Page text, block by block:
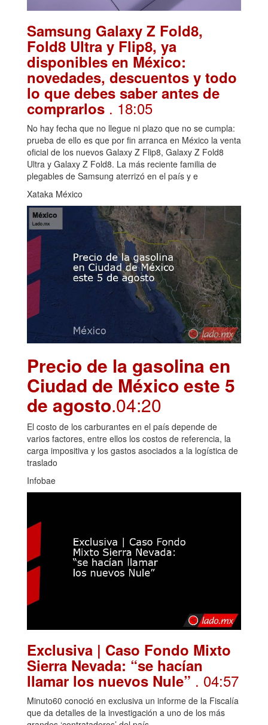
Samsung Galaxy Z Fold8,
Fold8 Ultra y Flip8, ya
disponibles en México:
novedades, descuentos y todo
lo que debes saber antes de
comprarlos . 18:05
No hay fecha que no llegue ni plazo que no se cumpla:
prueba de ello es que por fin arranca en México la venta
oficial de los nuevos Galaxy Z Flip8, Galaxy Z Fold8
Ultra y Galaxy Z Fold8. La más reciente familia de
plegables de Samsung aterrizó en el país y e
Xataka México
Precio de la gasolina en
Ciudad de México este 5
de agosto.04:20
El costo de los carburantes en el país depende de
varios factores, entre ellos los costos de referencia, la
carga impositiva y los gastos asociados a la logística de
traslado
Infobae
Exclusiva | Caso Fondo Mixto
Sierra Nevada: “se hacían
llamar los nuevos Nule” . 04:57
Minuto60 conoció en exclusiva un informe de la Fiscalía
que da detalles de la investigación a uno de los más